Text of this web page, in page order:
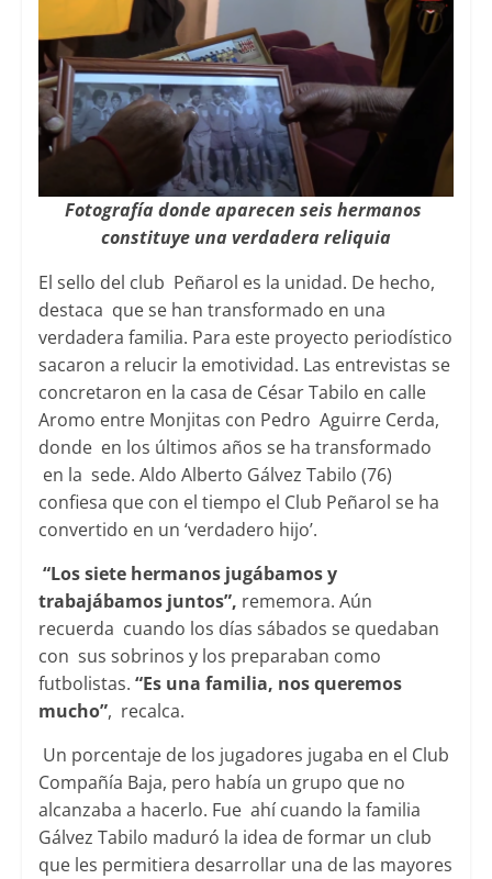
Fotografía donde aparecen seis hermanos
constituye una verdadera reliquia
El sello del club Peñarol es la unidad. De hecho,
destaca que se han transformado en una
verdadera familia. Para este proyecto periodístico
sacaron a relucir la emotividad. Las entrevistas se
concretaron en la casa de César Tabilo en calle
Aromo entre Monjitas con Pedro Aguirre Cerda,
donde en los últimos años se ha transformado
en la sede. Aldo Alberto Gálvez Tabilo (76)
confiesa que con el tiempo el Club Peñarol se ha
convertido en un ‘verdadero hijo’.
“Los siete hermanos jugábamos y
trabajábamos juntos”, rememora. Aún
recuerda cuando los días sábados se quedaban
con sus sobrinos y los preparaban como
futbolistas. “Es una familia, nos queremos
mucho”, recalca.
Un porcentaje de los jugadores jugaba en el Club
Compañía Baja, pero había un grupo que no
alcanzaba a hacerlo. Fue ahí cuando la familia
Gálvez Tabilo maduró la idea de formar un club
que les permitiera desarrollar una de las mayores